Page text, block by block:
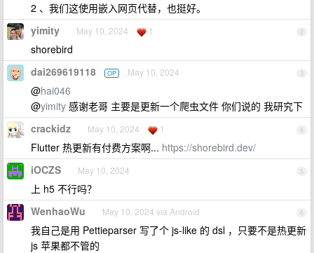
2 、我们这使用嵌入网页代替，也挺好。
2
yimity May 10, 2024 1
shorebird
3
dai269619118 OP May 10, 2024
@hai046
@yimity 感谢老哥 主要是更新一个爬虫文件 你们说的 我研究下
4
crackidz May 10, 2024 1
Flutter 热更新有付费方案啊... https://shorebird.dev/
5
iOCZS May 10, 2024
上 h5 不行吗？
6
WenhaoWu May 10, 2024 via Android
我自己是用 Pettieparser 写了个 js-like 的 dsl ，只要不是热更新
js 苹果都不管的